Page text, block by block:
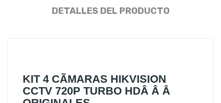
DETALLES DEL PRODUCTO
KIT 4 CÃMARAS HIKVISION
CCTV 720P TURBO HDÂ Â Â